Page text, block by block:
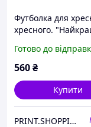
Футболка для
хресного.
Готово до
560₴
Купити
PRINT.SHOPPING.UA